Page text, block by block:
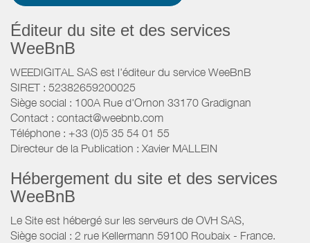
Éditeur du site et des services
WeeBnB
WEEDIGITAL SAS est l'éditeur du service WeeBnB
SIRET : 52382659200025
Siège social : 100A Rue d'Ornon 33170 Gradignan
Contact : contact@weebnb.com
Téléphone : +33 (0)5 35 54 01 55
Directeur de la Publication : Xavier MALLEIN
Hébergement du site et des services
WeeBnB
Le Site est hébergé sur les serveurs de OVH SAS,
Siège social : 2 rue Kellermann 59100 Roubaix - France.